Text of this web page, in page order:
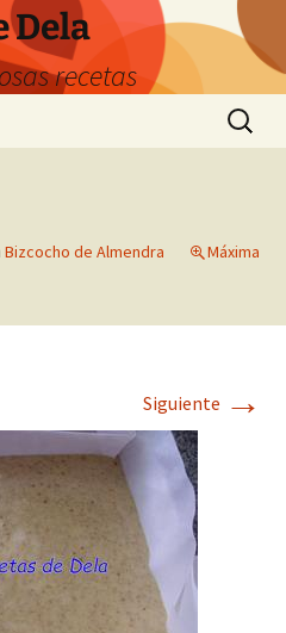
Dela
recetas
Buscar:
Bizcocho de Almendra
Máxima
Siguiente →